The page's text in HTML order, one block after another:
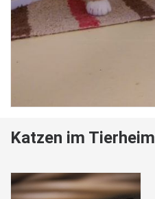
Katzen im Tierheim